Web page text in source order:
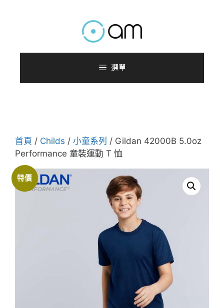
選單
首頁 / Childs / 小童系列 / Gildan 42000B 5.0oz
Performance 童裝運動 T 恤
特價